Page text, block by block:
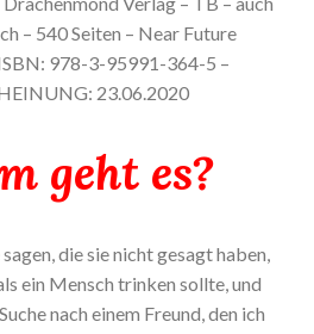
– 540 Seiten – Near Future
978-3-95991-364-5 –
23.06.2020
geht es?
die sie nicht gesagt haben,
ein Mensch trinken sollte, und
nach einem Freund, den ich